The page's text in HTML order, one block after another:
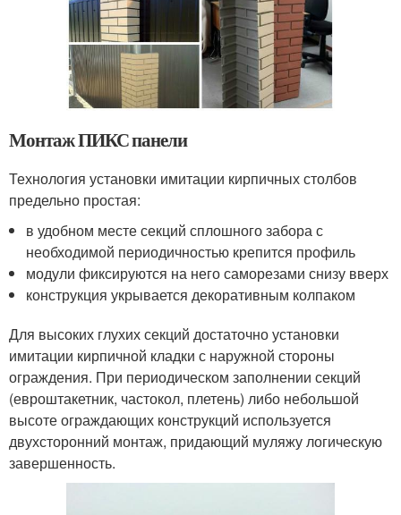
Монтаж ПИКС панели
Технология установки имитации кирпичных столбов
предельно простая:
в удобном месте секций сплошного забора с
необходимой периодичностью крепится профиль
модули фиксируются на него саморезами снизу вверх
конструкция укрывается декоративным колпаком
Для высоких глухих секций достаточно установки
имитации кирпичной кладки с наружной стороны
ограждения. При периодическом заполнении секций
(евроштакетник, частокол, плетень) либо небольшой
высоте ограждающих конструкций используется
двухсторонний монтаж, придающий муляжу логическую
завершенность.